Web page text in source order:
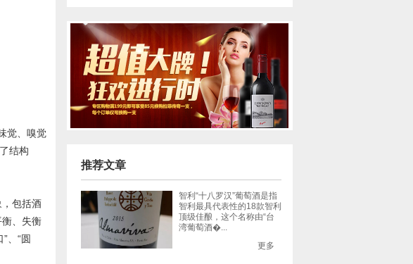
觉、嗅觉
结构
包括酒
、失衡
、“圆
推荐文章
智利“十八罗汉”葡萄酒是指
智利最具代表性的18款智利
顶级佳酿，这个名称由“台
湾葡萄酒�...
更多